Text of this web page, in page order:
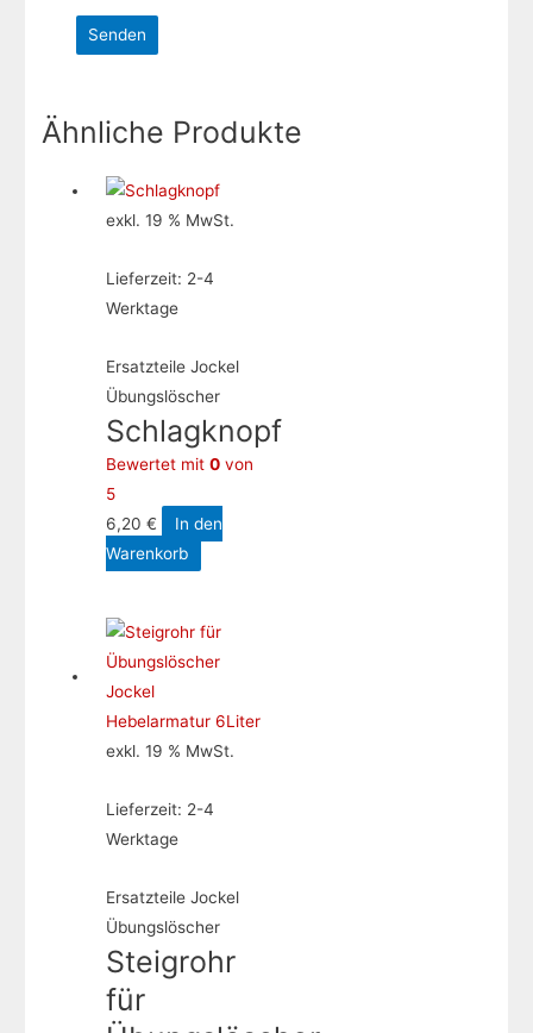
Ähnliche Produkte
exkl. 19 % MwSt.
Lieferzeit: 2-4
Werktage
Ersatzteile Jockel
Übungslöscher
Schlagknopf
Bewertet mit0 von
5
6,20€
In den
Warenkorb
exkl. 19 % MwSt.
Lieferzeit: 2-4
Werktage
Ersatzteile Jockel
Übungslöscher
Steigrohr
für